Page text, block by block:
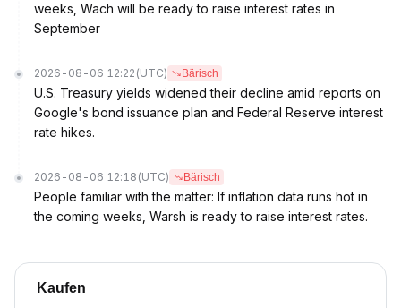
weeks, Wach will be ready to raise interest rates in
September
2026-08-06 12:22 (UTC) Bärisch
U.S. Treasury yields widened their decline amid reports on
Google's bond issuance plan and Federal Reserve interest
rate hikes.
2026-08-06 12:18 (UTC) Bärisch
People familiar with the matter: If inflation data runs hot in
the coming weeks, Warsh is ready to raise interest rates.
Kaufen